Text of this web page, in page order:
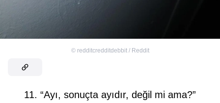
© redditcredditdebbit / Reddit
11. “Ayı, sonuçta ayıdır, değil mi ama?”